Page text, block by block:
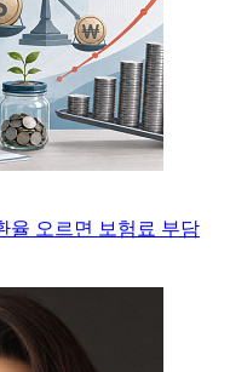
율 오르면 보험료 부담